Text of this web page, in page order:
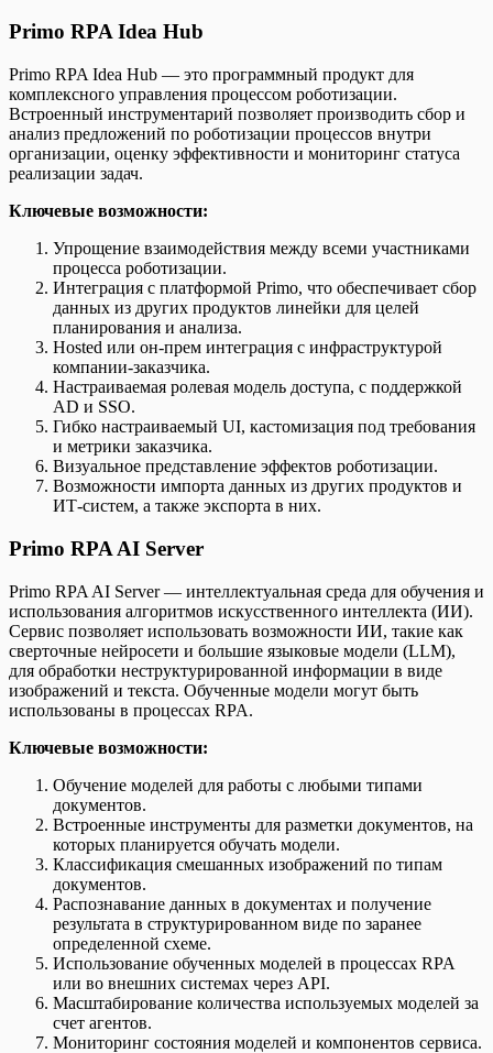
Primo RPA Idea Hub
Primo RPA Idea Hub — это программный продукт для
комплексного управления процессом роботизации.
Встроенный инструментарий позволяет производить сбор и
анализ предложений по роботизации процессов внутри
организации, оценку эффективности и мониторинг статуса
реализации задач.
Ключевые возможности:
Упрощение взаимодействия между всеми участниками
процесса роботизации.
Интеграция с платформой Primo, что обеспечивает сбор
данных из других продуктов линейки для целей
планирования и анализа.
Hosted или он-прем интеграция с инфраструктурой
компании-заказчика.
Настраиваемая ролевая модель доступа, с поддержкой
AD и SSO.
Гибко настраиваемый UI, кастомизация под требования
и метрики заказчика.
Визуальное представление эффектов роботизации.
Возможности импорта данных из других продуктов и
ИТ-систем, а также экспорта в них.
Primo RPA AI Server
Primo RPA AI Server — интеллектуальная среда для обучения и
использования алгоритмов искусственного интеллекта (ИИ).
Сервис позволяет использовать возможности ИИ, такие как
сверточные нейросети и большие языковые модели (LLM),
для обработки неструктурированной информации в виде
изображений и текста. Обученные модели могут быть
использованы в процессах RPA.
Ключевые возможности:
Обучение моделей для работы с любыми типами
документов.
Встроенные инструменты для разметки документов, на
которых планируется обучать модели.
Классификация смешанных изображений по типам
документов.
Распознавание данных в документах и получение
результата в структурированном виде по заранее
определенной схеме.
Использование обученных моделей в процессах RPA
или во внешних системах через API.
Масштабирование количества используемых моделей за
счет агентов.
Мониторинг состояния моделей и компонентов сервиса.